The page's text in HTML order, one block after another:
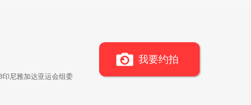
尼雅加达亚运会组委
我要约拍